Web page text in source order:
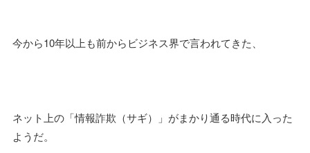
今から10年以上も前からビジネス界で言われてきた、
ネット上の「情報詐欺（サギ）」がまかり通る時代に入った
ようだ。